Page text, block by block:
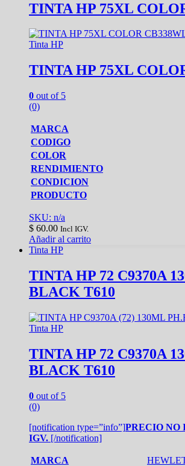
TINTA HP 75XL
Tinta HP
TINTA HP 75XL
0 out of 5
(0)
MARCA
CODIGO
COLOR
RENDIMIENTO
CONDICION
PRODUCTO
SKU: n/a
$ 60.00 Incl IGV.
Añadir al carrito
Tinta HP
TINTA HP 72 C9370A
BLACK T610
Tinta HP
TINTA HP 72 C9370A
BLACK T610
0 out of 5
(0)
[notification type=”info”]PRECIO NO
IGV. [/notification]
MARCA